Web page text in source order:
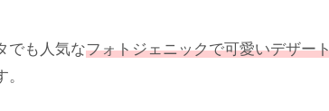
でも人気なフォトジェニックで可愛いデザー